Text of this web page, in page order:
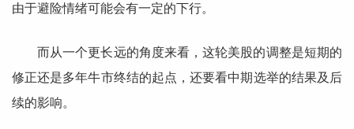
由于避险情绪可能会有一定的下行。
而从一个更长远的角度来看，这轮美股的调整是短期的
修正还是多年牛市终结的起点，还要看中期选举的结果及后
续的影响。